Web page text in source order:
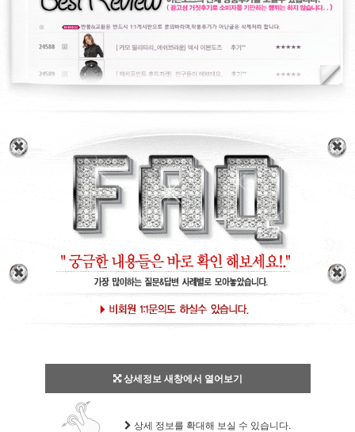
상세정보 새창에서 열어보기
상세 정보를 확대해 보실 수 있습니다.